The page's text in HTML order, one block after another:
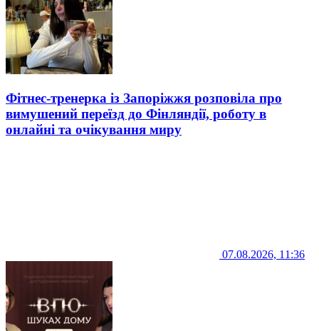
Фітнес-тренерка із Запоріжжя розповіла про
вимушений переїзд до Фінляндії, роботу в
онлайні та очікування миру
07.08.2026, 11:36